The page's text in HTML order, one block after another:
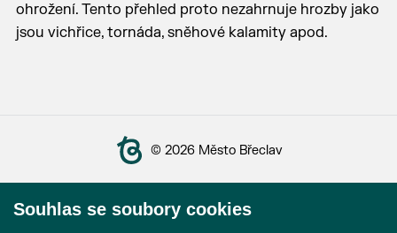
ohrožení. Tento přehled proto nezahrnuje hrozby jako
jsou vichřice, tornáda, sněhové kalamity apod.
© 2026 Město Břeclav
Souhlas se soubory cookies